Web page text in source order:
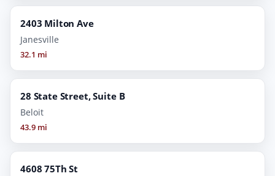
2403 Milton Ave
Janesville
32.1 mi
28 State Street, Suite B
Beloit
43.9 mi
4608 75Th St